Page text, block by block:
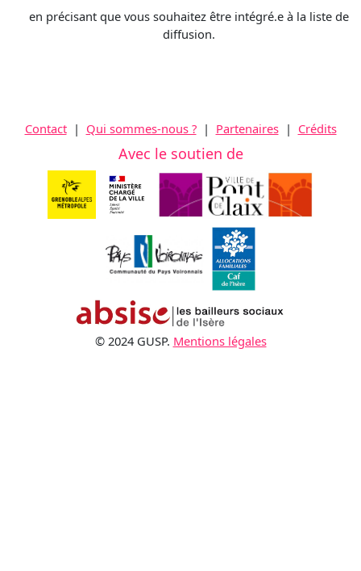
en précisant que vous souhaitez être intégré.e à la liste de
diffusion.
Contact| Qui sommes-nous ?| Partenaires| Crédits
Avec le soutien de
© 2024 GUSP. Mentions légales